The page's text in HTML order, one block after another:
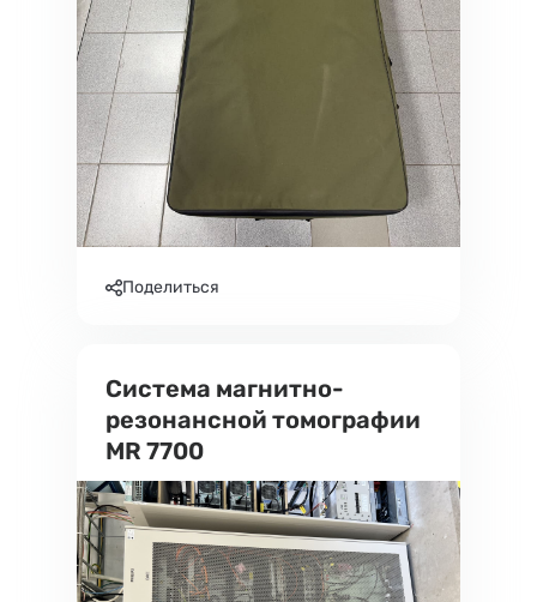
Поделиться
Система магнитно-
резонансной томографии
MR 7700